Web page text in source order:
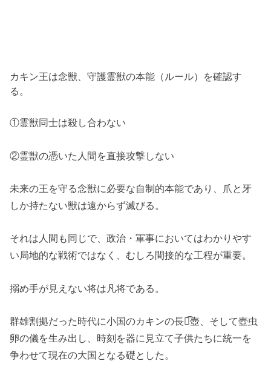
カキン王は念獣、守護霊獣の本能（ルール）を確認す
る。
①霊獣同士は殺し合わない
②霊獣の憑いた人間を直接攻撃しない
未来の王を守る念獣に必要な自制的本能であり、爪と牙
しか持たない獣は遠からず滅びる。
それは人間も同じで、政治・軍事においてはわかりやす
い局地的な戦術ではなく、むしろ間接的な工程が重要。
搦め手が見えない将は凡将である。
群雄割拠だった時代に小国のカキンの長が͡壺、そして壺虫
卵の儀を生み出し、時刻を器に見立て子供たちに統一を
争わせて現在の大国となる礎とした。